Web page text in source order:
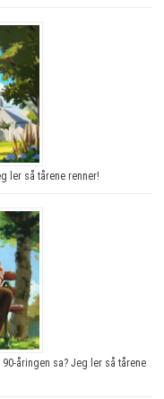
ler så tårene renner!
åringen sa? Jeg ler så tårene